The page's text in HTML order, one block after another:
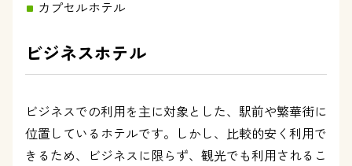
カプセルホテル
ビジネスホテル
ビジネスでの利用を主に対象とした、駅前や繁華街に
位置しているホテルです。しかし、比較的安く利用で
きるため、ビジネスに限らず、観光でも利用されるこ